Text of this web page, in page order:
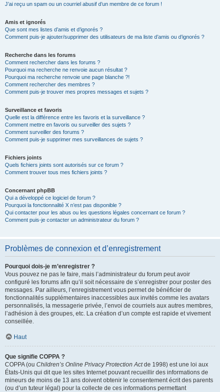
J’ai reçu un spam ou un courriel abusif d’un membre de ce forum !
Amis et ignorés
Que sont mes listes d’amis et d’ignorés ?
Comment puis-je ajouter/supprimer des utilisateurs de ma liste d’amis ou d’ignorés ?
Recherche dans les forums
Comment rechercher dans les forums ?
Pourquoi ma recherche ne renvoie aucun résultat ?
Pourquoi ma recherche renvoie une page blanche ?!
Comment rechercher des membres ?
Comment puis-je trouver mes propres messages et sujets ?
Surveillance et favoris
Quelle est la différence entre les favoris et la surveillance ?
Comment mettre en favoris ou surveiller des sujets ?
Comment surveiller des forums ?
Comment puis-je supprimer mes surveillances de sujets ?
Fichiers joints
Quels fichiers joints sont autorisés sur ce forum ?
Comment trouver tous mes fichiers joints ?
Concernant phpBB
Qui a développé ce logiciel de forum ?
Pourquoi la fonctionnalité X n’est pas disponible ?
Qui contacter pour les abus ou les questions légales concernant ce forum ?
Comment puis-je contacter un administrateur du forum ?
Problèmes de connexion et d’enregistrement
Pourquoi dois-je m’enregistrer ?
Vous pouvez ne pas le faire, mais l’administrateur du forum peut avoir
configuré les forums afin qu’il soit nécessaire de s’enregistrer pour poster des
messages. Par ailleurs, l’enregistrement vous permet de bénéficier de
fonctionnalités supplémentaires inaccessibles aux invités comme les avatars
personnalisés, la messagerie privée, l’envoi de courriels aux autres membres,
l’adhésion à des groupes, etc. La création d’un compte est rapide et vivement
conseillée.
Haut
Que signifie COPPA ?
COPPA (ou Children’s Online Privacy Protection Actde 1998) est une loi aux
États-Unis qui dit que les sites Internet pouvant recueillir des informations de
mineurs de moins de 13 ans doivent obtenir le consentement écrit des parents
(ou d’un tuteur légal) pour la collecte de ces informations permettant